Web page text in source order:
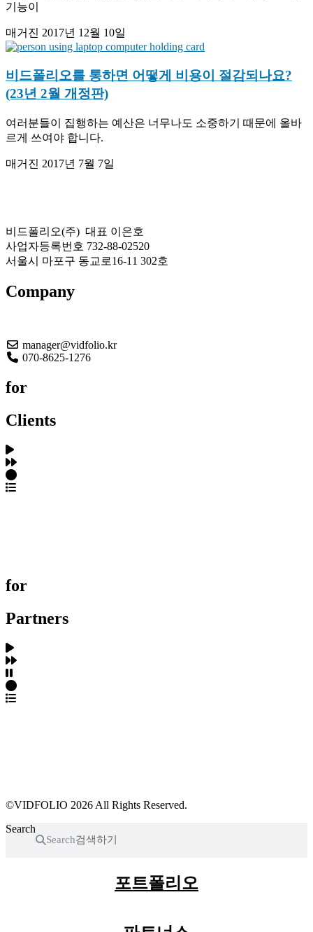
기능이
매거진 2017년 12월 10일
비드폴리오를 통하면 어떻게 비용이 절감되나요?
(23년 2월 개정판)
여러분들이 집행하는 예산은 너무나도 소중하기 때문에 올바
르게 쓰여야 합니다.
매거진 2017년 7월 7일
비드폴리오(주) 대표 이은호
사업자등록번호 732-88-02520
서울시 마포구 동교로16-11 302호
Company
manager@vidfolio.kr
070-8625-1276
for
Clients
for
Partners
©VIDFOLIO 2026 All Rights Reserved.
Search
Search
포트폴리오